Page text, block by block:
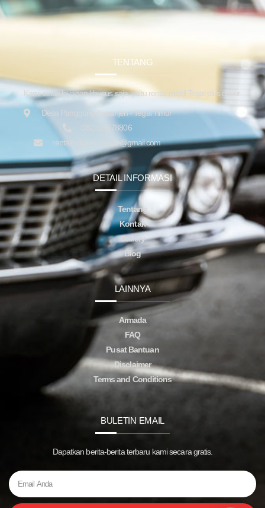
TENTANG
Kami sedia layanan khusus saja, yaitu rental mobil Tegal plus driver.
Desa Panggung Kepanjen - Tegal Timur
082323878806
rentalmobiltegalsupir@gmail.com
DETAIL INFORMASI
Tentang
Kontak
Gallery
Blog
LAINNYA
Armada
FAQ
Pusat Bantuan
Disclaimer
Terms and Conditions
BULETIN EMAIL
Dapatkan berita-berita terbaru kami secara gratis.